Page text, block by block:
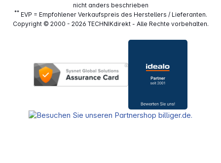
nicht anders beschrieben
**EVP = Empfohlener Verkaufspreis des Herstellers / Lieferanten.
Copyright © 2000 - 2026 TECHNIKdirekt - Alle Rechte vorbehalten.